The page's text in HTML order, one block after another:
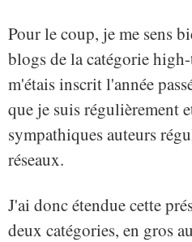
Pour le coup, je me sens
blogs de la catégorie
m'étais inscrit l'année
que je suis régulièrement
sympathiques auteurs
réseaux.
J'ai donc étendue cette
deux catégories, en gros